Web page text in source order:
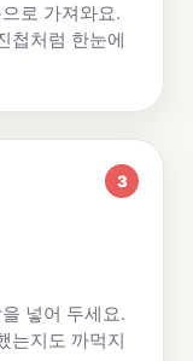
로 가져와요.
첩처럼 한눈에
3
넣어 두세요.
는지도 까먹지